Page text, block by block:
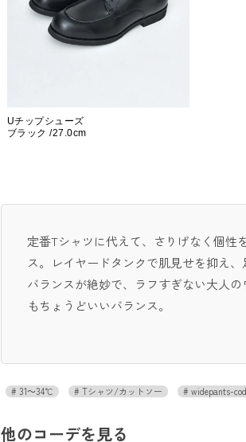
Uチップシューズ
ブラック /27.0cm
定番Tシャツに代えて、さりげなく個性
ス。レイヤードタンクで肌見せを抑え
バランスが絶妙で、ラフすぎない大人
もちょうどいいバランス。
31～34℃ Tシャツ/カットソー widepants-
他のコーデを見る